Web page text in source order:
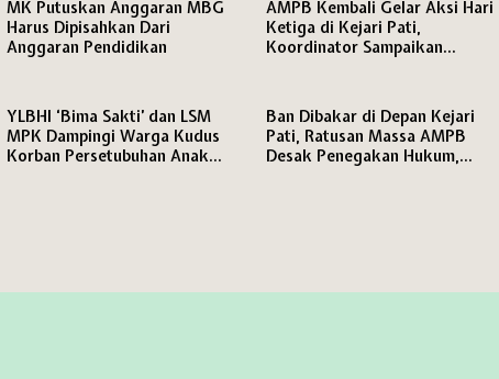
MK Putuskan Anggaran MBG
Harus Dipisahkan Dari
Anggaran Pendidikan
AMPB Kembali Gelar Aksi Hari
Ketiga di Kejari Pati,
Koordinator Sampaikan
YLBHI ‘Bima Sakti’ dan LSM
MPK Dampingi Warga Kudus
Korban Persetubuhan Anak
Ban Dibakar di Depan Kejari
Pati, Ratusan Massa AMPB
Desak Penegakan Hukum,